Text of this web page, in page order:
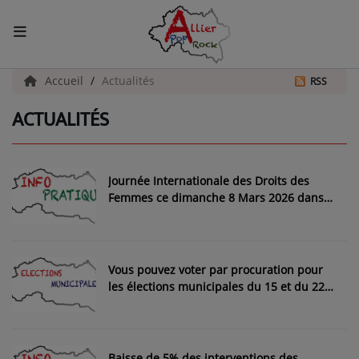
ACCUEIL
Actualités
AGENDA CULTUREL - ALLIER
INFOS POP ROCK
La Radio
EMISSIONS
ARTISTES
Accueil Actualités RSS
ACTUALITÉS
Journée Internationale des Droits des
Femmes ce dimanche 8 Mars 2026 dans
Vous pouvez voter par procuration pour
les élections municipales du 15 et du 22